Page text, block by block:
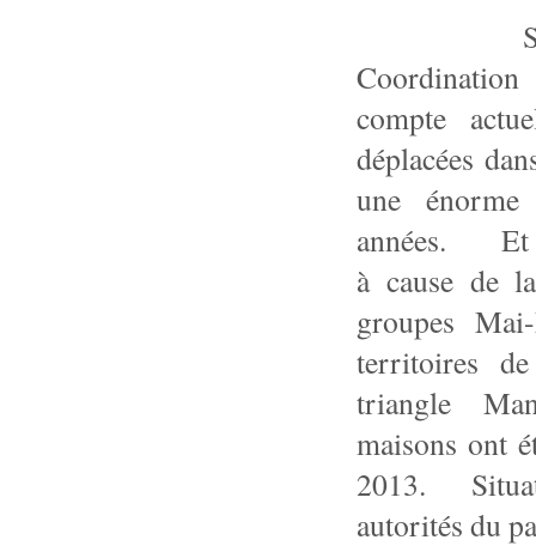
Selon le
compte
déplacées
une
années. Et
à cause de
groupes
territoires
triangle
maisons ont
2013.
autorités du